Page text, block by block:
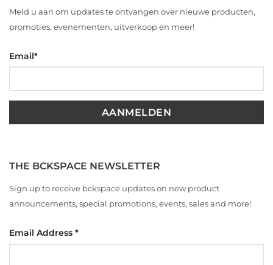
Meld u aan om updates te ontvangen over nieuwe producten,
promoties, evenementen, uitverkoop en meer!
Email*
THE BCKSPACE NEWSLETTER
Sign up to receive bckspace updates on new product
announcements, special promotions, events, sales and more!
Email Address *